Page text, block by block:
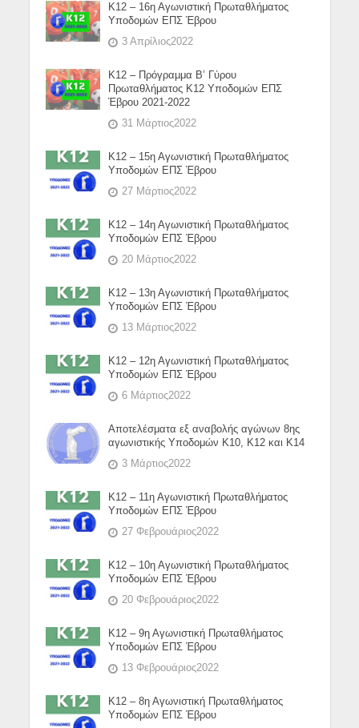
Κ12 – 16η Αγωνιστική Πρωταθλήματος
Υποδομών ΕΠΣ Έβρου
3 Απρίλιος2022
Κ12 – Πρόγραμμα Β’ Γύρου
Πρωταθλήματος Κ12 Υποδομών ΕΠΣ
Έβρου 2021-2022
31 Μάρτιος2022
Κ12 – 15η Αγωνιστική Πρωταθλήματος
Υποδομών ΕΠΣ Έβρου
27 Μάρτιος2022
Κ12 – 14η Αγωνιστική Πρωταθλήματος
Υποδομών ΕΠΣ Έβρου
20 Μάρτιος2022
Κ12 – 13η Αγωνιστική Πρωταθλήματος
Υποδομών ΕΠΣ Έβρου
13 Μάρτιος2022
Κ12 – 12η Αγωνιστική Πρωταθλήματος
Υποδομών ΕΠΣ Έβρου
6 Μάρτιος2022
Αποτελέσματα εξ αναβολής αγώνων 8ης
αγωνιστικής Υποδομών Κ10, Κ12 και Κ14
3 Μάρτιος2022
Κ12 – 11η Αγωνιστική Πρωταθλήματος
Υποδομών ΕΠΣ Έβρου
27 Φεβρουάριος2022
Κ12 – 10η Αγωνιστική Πρωταθλήματος
Υποδομών ΕΠΣ Έβρου
20 Φεβρουάριος2022
Κ12 – 9η Αγωνιστική Πρωταθλήματος
Υποδομών ΕΠΣ Έβρου
13 Φεβρουάριος2022
Κ12 – 8η Αγωνιστική Πρωταθλήματος
Υποδομών ΕΠΣ Έβρου